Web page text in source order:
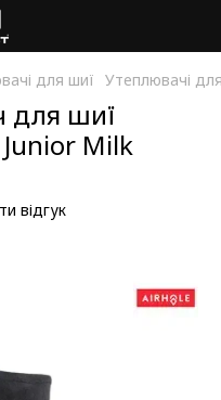
для шиї Утеплювачі
для шиї
Milk
відгук